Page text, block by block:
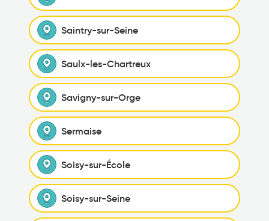
Saintry-sur-Seine
Saulx-les-Chartreux
Savigny-sur-Orge
Sermaise
Soisy-sur-École
Soisy-sur-Seine